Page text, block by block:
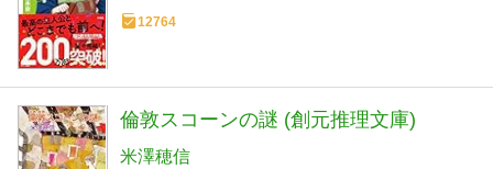
12764
倫敦スコーンの謎 (創元推理文庫)
米澤穂信